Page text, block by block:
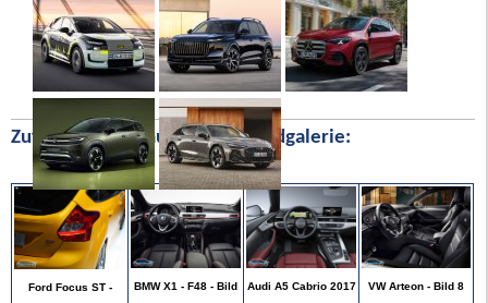
Zufällige Bilder aus unserer Bildgalerie:
Ford Focus ST -
BMW X1 - F48 - Bild
Audi A5 Cabrio 2017
VW Arteon - Bild 8